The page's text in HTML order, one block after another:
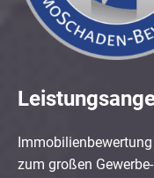
zum großen